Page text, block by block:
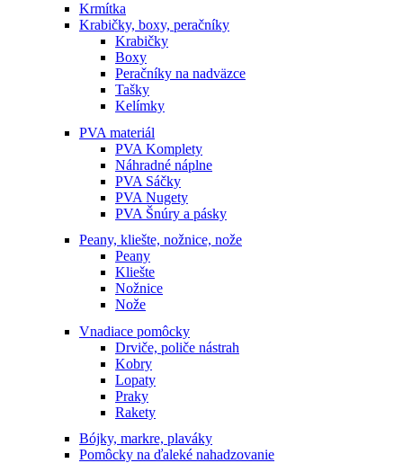
Krmítka
Krabičky, boxy, peračníky
Krabičky
Boxy
Peračníky na nadväzce
Tašky
Kelímky
PVA materiál
PVA Komplety
Náhradné náplne
PVA Sáčky
PVA Nugety
PVA Šnúry a pásky
Peany, kliešte, nožnice, nože
Peany
Kliešte
Nožnice
Nože
Vnadiace pomôcky
Drviče, poliče nástrah
Kobry
Lopaty
Praky
Rakety
Bójky, markre, plaváky
Pomôcky na ďaleké nahadzovanie